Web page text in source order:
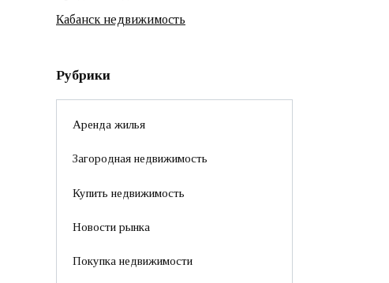
Кабанск недвижимость
Рубрики
Аренда жилья
Загородная недвижимость
Купить недвижимость
Новости рынка
Покупка недвижимости